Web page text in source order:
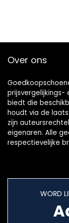
Over ons
biedt die
houdt via de
zijn
eigenaren. Alle
respectievelijke
WORD